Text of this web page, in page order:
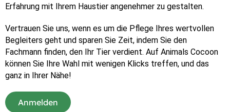
Erfahrung mit Ihrem Haustier angenehmer zu gestalten.
Vertrauen Sie uns, wenn es um die Pflege Ihres wertvollen
Begleiters geht und sparen Sie Zeit, indem Sie den
Fachmann finden, den Ihr Tier verdient. Auf Animals Cocoon
können Sie Ihre Wahl mit wenigen Klicks treffen, und das
ganz in Ihrer Nähe!
Anmelden